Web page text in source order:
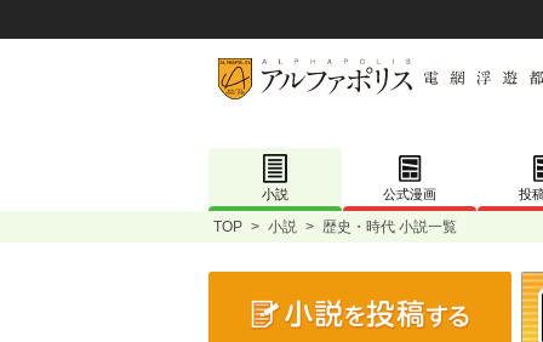
小説 公式漫画 投
TOP > 小説 > 歴史・時代 小説一覧